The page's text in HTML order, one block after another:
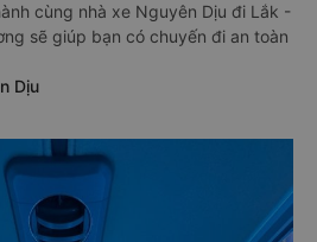
cùng nhà xe Nguyên Dịu đi Lắk -
sẽ giúp bạn có chuyến đi an toàn
Dịu